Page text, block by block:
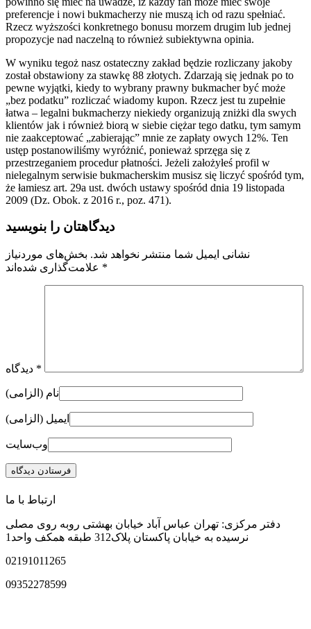
preferencje i nowi bukmacherzy nie muszą ich od razu spełniać.
Rzecz wyższości konkretnego bonusu morzem drugim lub jednej
propozycje nad naczelną to również subiektywna opinia.
W wyniku tegoż nasz ostateczny zakład będzie rozliczany jakoby
został obstawiony za stawkę 88 złotych. Zdarzają się jednak po to
pewne wyjątki, kiedy to wybrany prawny bukmacher być może
„bez podatku” rozliczać wiadomy kupon. Rzecz jest tu zupełnie
łatwa – legalni bukmacherzy niekiedy organizują zniżki dla swych
klientów jak i również biorą w siebie ciężar tego datku, tym samym
nie zaakceptować „zabierając” mnie ze zapłaty owych 12%. Ten
ustęp postanowiliśmy wyróżnić, ponieważ sprzęga się z
przestrzeganiem procedur płatności. Jeżeli założyłeś profil w
nielegalnym serwisie bukmacherskim musisz się liczyć spośród tym,
że łamiesz art. 29a ust. dwóch ustawy spośród dnia 19 listopada
2009 (Dz. Obok. z 2016 r., poz. 471).
دیدگاهتان را بنویسید
نشانی ایمیل شما منتشر نخواهد شد. بخش‌های موردنیاز
*
*
نام (الزامی)
ایمیل (الزامی)
وب‌سایت
ارتباط با ما
دفتر مرکزی: تهران عباس آباد خیابان بهشتی روبه روی مصلی
نرسیده به خیابان پاکستان پلاک312 طبقه همکف واحد1
02191011265
09352278599